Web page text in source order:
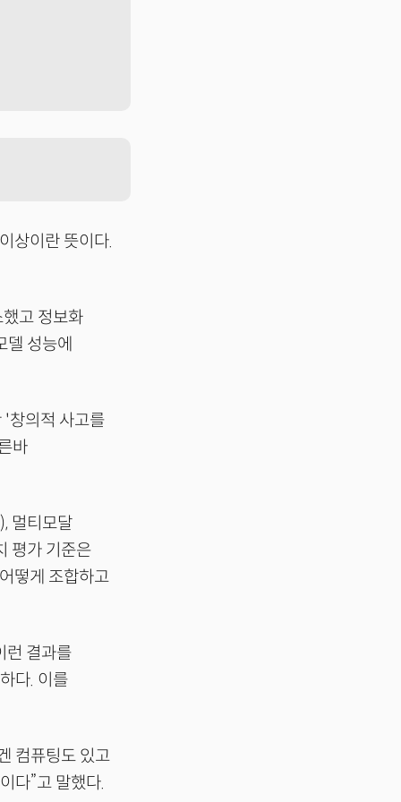
상이란 뜻이다.
고 정보화
성능에
'창의적 사고를
바
멀티모달
평가 기준은
떻게 조합하고
런 결과를
다. 이를
컴퓨팅도 있고
다”고 말했다.